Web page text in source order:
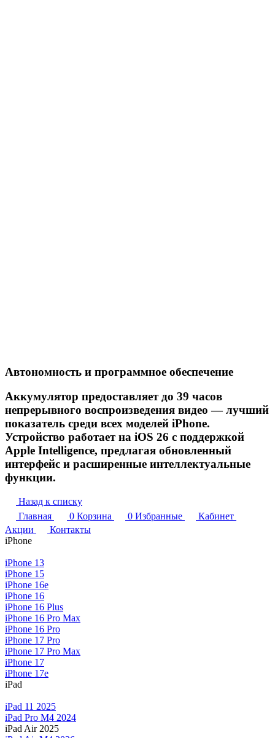
Автономность и программное обеспечение
Аккумулятор предоставляет до 39 часов
непрерывного воспроизведения видео — лучший
показатель среди всех моделей iPhone.
Устройство работает на iOS 26 с поддержкой
Apple Intelligence, предлагая обновленный
интерфейс и расширенные интеллектуальные
функции.
Назад к списку
Главная
0 Корзина 0 Избранные
Кабинет
Акции
Контакты
iPhone
iPhone 13
iPhone 15
iPhone 16e
iPhone 16
iPhone 16 Plus
iPhone 16 Pro Max
iPhone 16 Pro
iPhone 17 Pro
iPhone 17 Pro Max
iPhone 17
iPhone 17e
iPad
iPad 11 2025
iPad Pro M4 2024
iPad Air 2025